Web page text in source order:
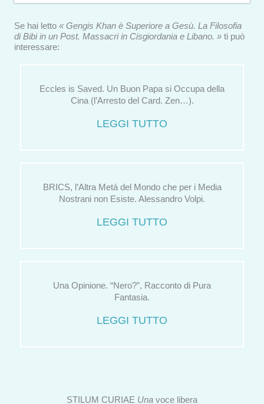
Se hai letto « Gengis Khan è Superiore a Gesù. La Filosofia
di Bibi in un Post. Massacri in Cisgiordania e Libano. » ti può
interessare:
Eccles is Saved. Un Buon Papa si Occupa della
Cina (l’Arresto del Card. Zen…).
LEGGI TUTTO
BRICS, l’Altra Metà del Mondo che per i Media
Nostrani non Esiste. Alessandro Volpi.
LEGGI TUTTO
Una Opinione. “Nero?”, Racconto di Pura
Fantasia.
LEGGI TUTTO
STILUM CURIAE Una voce libera